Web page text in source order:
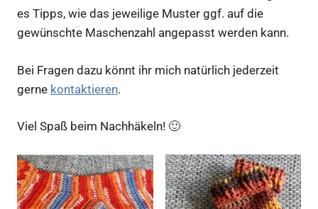
es Tipps, wie das jeweilige Muster ggf. auf die
gewünschte Maschenzahl angepasst werden kann.
Bei Fragen dazu könnt ihr mich natürlich jederzeit
gerne kontaktieren.
Viel Spaß beim Nachhäkeln! 🙂